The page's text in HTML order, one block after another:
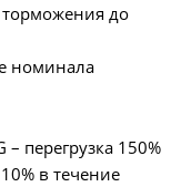
до
номинала
перегрузка 150%
в течение